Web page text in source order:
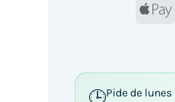
Pide de